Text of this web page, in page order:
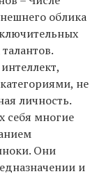
облика
не
личность.
себя многие
Они
и